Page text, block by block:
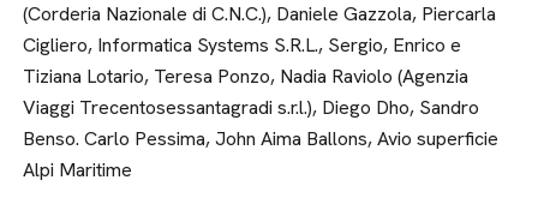
(Corderia Nazionale di C.N.C.), Daniele Gazzola, Piercarla
Cigliero, Informatica Systems S.R.L., Sergio, Enrico e
Tiziana Lotario, Teresa Ponzo, Nadia Raviolo (Agenzia
Viaggi Trecentosessantagradi s.r.l.), Diego Dho, Sandro
Benso. Carlo Pessima, John Aima Ballons, Avio superficie
Alpi Maritime